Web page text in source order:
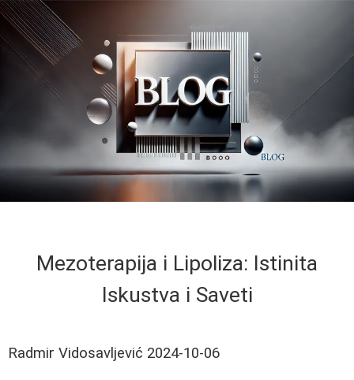
Mezoterapija i Lipoliza: Istinita
Iskustva i Saveti
Radmir Vidosavljević 2024-10-06